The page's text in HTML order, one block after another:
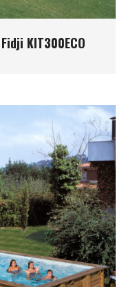
KIT300ECO